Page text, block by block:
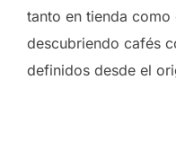
tanto en tienda
descubriendo cafés
definidos desde el